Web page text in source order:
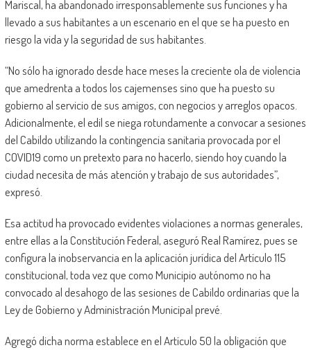
Mariscal, ha abandonado irresponsablemente sus funciones y ha
llevado a sus habitantes a un escenario en el que se ha puesto en
riesgo la vida y la seguridad de sus habitantes.
“No sólo ha ignorado desde hace meses la creciente ola de violencia
que amedrenta a todos los cajemenses sino que ha puesto su
gobierno al servicio de sus amigos, con negocios y arreglos opacos.
Adicionalmente, el edil se niega rotundamente a convocar a sesiones
del Cabildo utilizando la contingencia sanitaria provocada por el
COVID19 como un pretexto para no hacerlo, siendo hoy cuando la
ciudad necesita de más atención y trabajo de sus autoridades”,
expresó.
Esa actitud ha provocado evidentes violaciones a normas generales,
entre ellas a la Constitución Federal, aseguró Real Ramírez, pues se
configura la inobservancia en la aplicación jurídica del Artículo 115
constitucional, toda vez que como Municipio autónomo no ha
convocado al desahogo de las sesiones de Cabildo ordinarias que la
Ley de Gobierno y Administración Municipal prevé.
Agregó dicha norma establece en el Artículo 50 la obligación que